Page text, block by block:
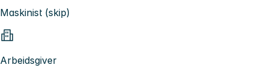
Maskinist (skip)
Arbeidsgiver